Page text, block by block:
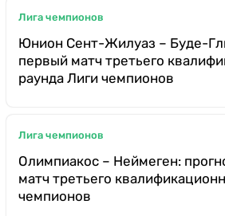
Лига чемпионов
Юнион Сент-Жилуаз – Буде-
первый матч третьего
раунда Лиги чемпионов
Лига чемпионов
Олимпиакос – Неймеген:
матч третьего
чемпионов